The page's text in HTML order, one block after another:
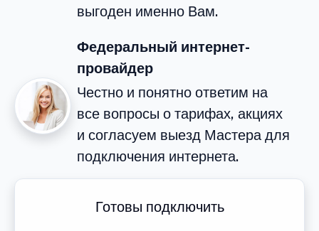
выгоден именно Вам.
Федеральный интернет-
провайдер
Честно и понятно ответим на
все вопросы о тарифах, акциях
и согласуем выезд Мастера для
подключения интернета.
Готовы подключить